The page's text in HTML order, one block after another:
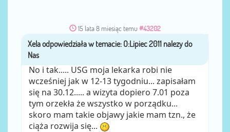
15 lata 8 miesiąc temu #43202
przezXela
No i tak..... USG moja lekarka robi nie
wcześniej jak w 12-13 tygodniu... zapisałam
się na 30.12..... a wizyta dopiero 7.01 poza
tym orzekła że wszystko w porządku...
skoro mam takie objawy jakie mam tzn., że
ciąża rozwija się...